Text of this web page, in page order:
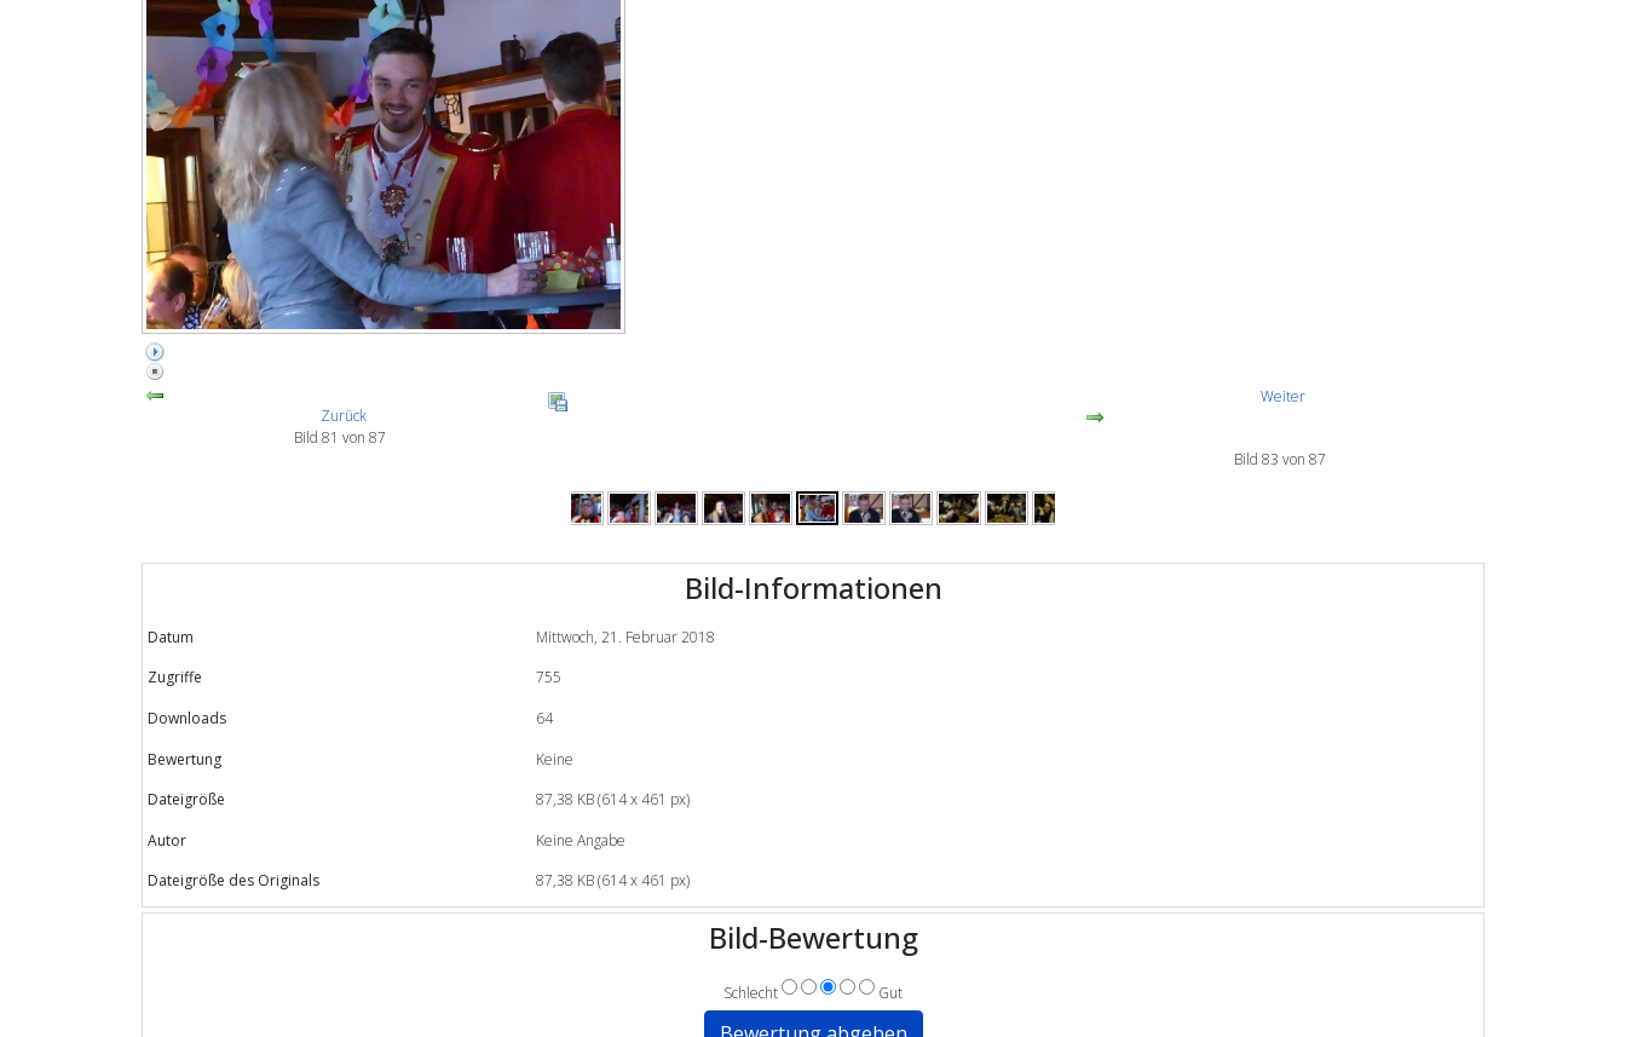
Zurück
Bild 81 von 87
Weiter
Bild 83 von 87
Bild-Informationen
Datum
Mittwoch, 21. Februar 2018
Zugriffe
755
Downloads
64
Bewertung
Keine
Dateigröße
87,38 KB (614 x 461 px)
Autor
Keine Angabe
Dateigröße des Originals
87,38 KB (614 x 461 px)
Bild-Bewertung
Schlecht Gut